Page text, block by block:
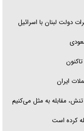
دولت لبنان با اسرائیل
مقابله به مثل می‌کنیم
کرده است